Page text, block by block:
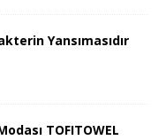
Yansımasıdır
TOFITOWEL